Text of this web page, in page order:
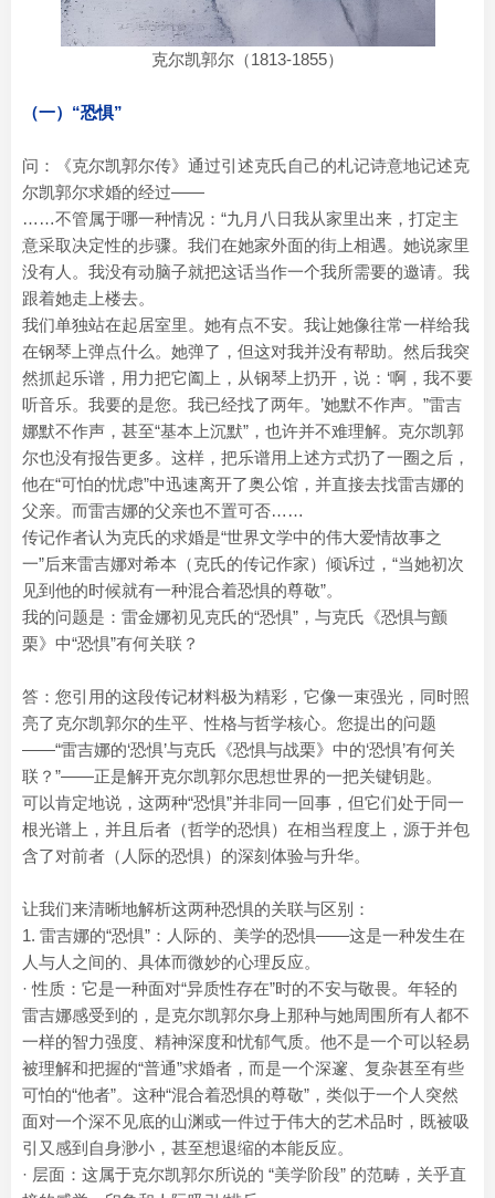
克尔凯郭尔（1813-1855）
（一）“恐惧”
问：《克尔凯郭尔传》通过引述克氏自己的札记诗意地记述克
尔凯郭尔求婚的经过——
……不管属于哪一种情况：“九月八日我从家里出来，打定主
意采取决定性的步骤。我们在她家外面的街上相遇。她说家里
没有人。我没有动脑子就把这话当作一个我所需要的邀请。我
跟着她走上楼去。
我们单独站在起居室里。她有点不安。我让她像往常一样给我
在钢琴上弹点什么。她弹了，但这对我并没有帮助。然后我突
然抓起乐谱，用力把它阖上，从钢琴上扔开，说：‘啊，我不要
听音乐。我要的是您。我已经找了两年。’她默不作声。”雷吉
娜默不作声，甚至“基本上沉默”，也许并不难理解。克尔凯郭
尔也没有报告更多。这样，把乐谱用上述方式扔了一圈之后，
他在“可怕的忧虑”中迅速离开了奥公馆，并直接去找雷吉娜的
父亲。而雷吉娜的父亲也不置可否……
传记作者认为克氏的求婚是“世界文学中的伟大爱情故事之
一”后来雷吉娜对希本（克氏的传记作家）倾诉过，“当她初次
见到他的时候就有一种混合着恐惧的尊敬”。
我的问题是：雷金娜初见克氏的“恐惧”，与克氏《恐惧与颤
栗》中“恐惧”有何关联？
答：您引用的这段传记材料极为精彩，它像一束强光，同时照
亮了克尔凯郭尔的生平、性格与哲学核心。您提出的问题
——“雷吉娜的‘恐惧’与克氏《恐惧与战栗》中的‘恐惧’有何关
联？”——正是解开克尔凯郭尔思想世界的一把关键钥匙。
可以肯定地说，这两种“恐惧”并非同一回事，但它们处于同一
根光谱上，并且后者（哲学的恐惧）在相当程度上，源于并包
含了对前者（人际的恐惧）的深刻体验与升华。
让我们来清晰地解析这两种恐惧的关联与区别：
1. 雷吉娜的“恐惧”：人际的、美学的恐惧——这是一种发生在
人与人之间的、具体而微妙的心理反应。
· 性质：它是一种面对“异质性存在”时的不安与敬畏。年轻的
雷吉娜感受到的，是克尔凯郭尔身上那种与她周围所有人都不
一样的智力强度、精神深度和忧郁气质。他不是一个可以轻易
被理解和把握的“普通”求婚者，而是一个深邃、复杂甚至有些
可怕的“他者”。这种“混合着恐惧的尊敬”，类似于一个人突然
面对一个深不见底的山渊或一件过于伟大的艺术品时，既被吸
引又感到自身渺小，甚至想退缩的本能反应。
· 层面：这属于克尔凯郭尔所说的 “美学阶段” 的范畴，关乎直